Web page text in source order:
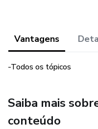
Vantagens
-Todos os tópicos
Saiba mais
conteúdo